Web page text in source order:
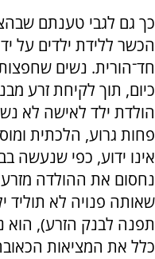
כך גם לגבי טענתם
הכשר ללידת ילדים על
חד־הורית. נשים
כיום, תוך לקיחת זרע
הולדת ילד לאישה לא
פחות גרוע, הלכתית
אינו ידוע, כפי שנעשה
נחסום את ההולדה
שאותה פנויה לא תוליד
תפנה לבנק הזרע), הוא
כלל את המציאות